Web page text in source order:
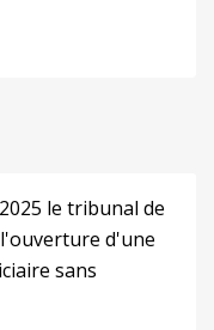
le tribunal de
l'ouverture d'une
sans